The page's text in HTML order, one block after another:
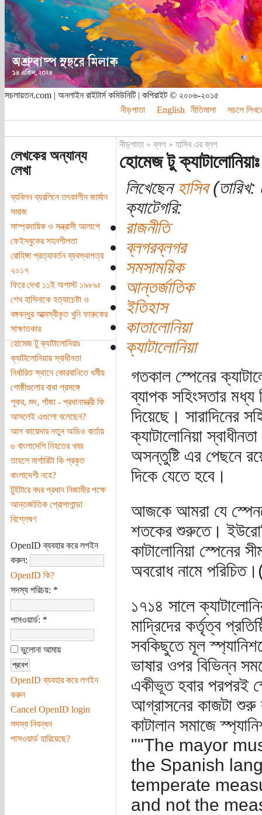
সচলায়তন.com | অনলাইন রাইটার্স কমিউনিটি | কপিরাইট © ২০০৬-২০১৫
নীড়পাতা
English নীতিমালা সচলে
লেখকের অন্যান্য
লেখা
ব্যবিলন ব্যরলিনে তৎকালীন জার্মান
সমাজ
সাম্প্রদায়িক ও সন্ত্রাসী আলাপে
ফেইসবুকের সহনশীলতা
রোহিঙ্গা প্রত্যাবর্তন ব্যবস্থাপত্র
২০১৭
ফিরে দেখা ১১ই অগাস্ট ১৯৮৯ঃ
শেখ হাসিনাকে হত্যাচেষ্টা ও
বঙ্গবন্ধুর আত্মস্বীকৃত খুনি ফারুকের
সাক্ষাতকার
হোমেজ টু ক্যাটালোনিয়াঃ
ক্যাটালোনিয়ায় স্বাধীনতা
নির্ধারিত স্থানে কোরবানিতে ধর্মীয়
গোষ্ঠীগুলোর বাধা প্রসঙ্গে
শূকর, মদ, গাঁজা - প্রধানমন্ত্রী কি
আসলেই এগুলো বলেছেন?
আল কায়েদার নতুন অডিও বার্তায়
৬ বাংলাদেশি নিহতের খবর
তাহলে মার্গারিটা কি প্রকৃত
বাংলাদেশী নহে?
টুইটারে বদর প্রধান নিজামীর পক্ষে
আন্তর্জাতিক প্রোপাগান্ডা
বিশ্লেষণ
OpenID ব্যবহার করে লগইন
করুন:
OpenID কি?
সদস্য পরিচয়: *
পাসওয়ার্ড: *
ভুলোনা আমায়
OpenID ব্যবহার করে লগইন
করুন
Cancel OpenID login
সদস্য নিবন্ধন
পাসওয়ার্ড হারিয়েছে?
নীড়পাতা»ব্লগ» হাসিব এর ব্লগ
হোমেজ টু
লিখেছেনহাসিব(তারিখ:
ক্যাটেগরি:
রাজনীতি
ব্লগরব্লগর
সমসাময়িক
আন্তর্জাতিক
ইতিহাস
কাতালোনিয়া
ক্যাটালোনিয়া
গতকাল স্পেনের
ব্যাপক সহিংসতার মধ্য
দিয়েছে। সারাদিনের
ক্যাটালোনিয়া
অসন্তুষ্টি এর পেছনে
দিকে যেতে হবে।
আজকে আমরা যে স্পেনকে
শতকের শুরুতে।
কাটালোনিয়া স্পেনের
অবরোধ নামে
১৭১৪ সালে
মাদ্রিদের কর্তৃত্ব
সবকিছুতে মূল
ভাষার ওপর বিভিন্ন
একীভূত হবার পরপরই
আগ্রাসনের কাজটা শুরু
কাটালান সমাজে
""The mayor
the Spanish
temperate
and not the